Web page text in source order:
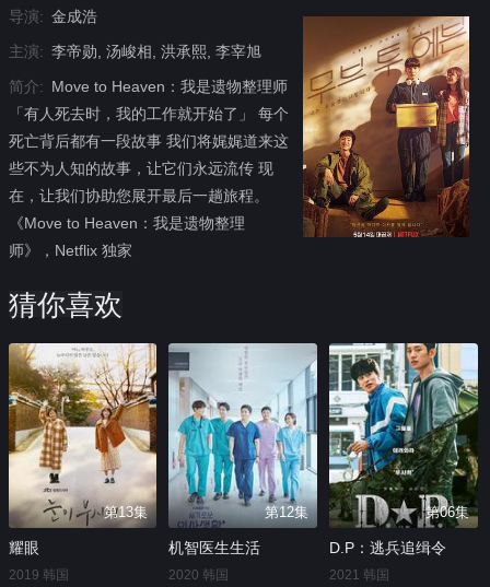
导演: 金成浩
主演: 李帝勋, 汤峻相, 洪承熙, 李宰旭
简介: Move to Heaven：我是遗物整理师
「有人死去时，我的工作就开始了」 每个
死亡背后都有一段故事 我们将娓娓道来这
些不为人知的故事，让它们永远流传 现
在，让我们协助您展开最后一趟旅程。
《Move to Heaven：我是遗物整理
师》，Netflix 独家
猜你喜欢
第13集
耀眼
2019 韩国
第12集
机智医生生活
2020 韩国
第06集
D.P：逃兵追缉令
2021 韩国